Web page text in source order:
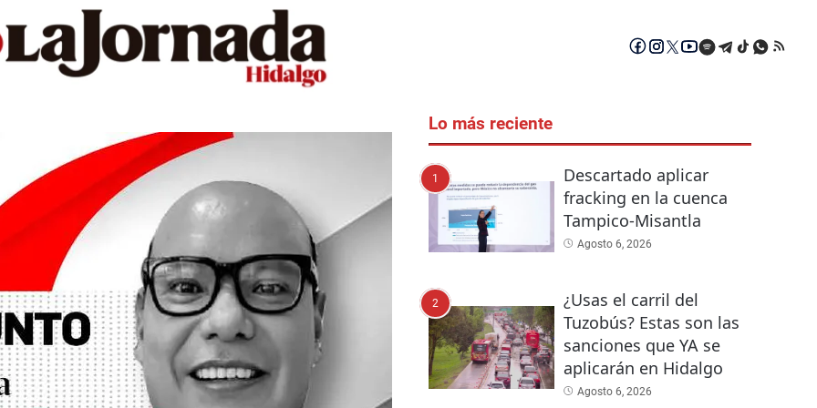
Lo más reciente
1
Descartado aplicar
fracking en la cuenca
Tampico-Misantla
Agosto 6, 2026
2
¿Usas el carril del
Tuzobús? Estas son las
sanciones que YA se
aplicarán en Hidalgo
Agosto 6, 2026